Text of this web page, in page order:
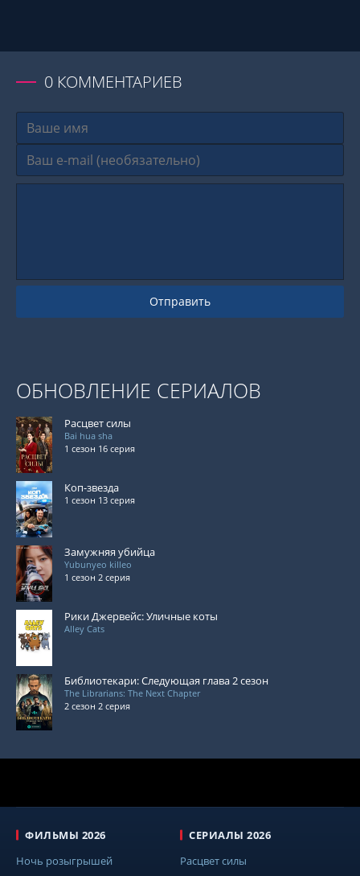
0 КОММЕНТАРИЕВ
Отправить
ОБНОВЛЕНИЕ СЕРИАЛОВ
Расцвет силы
Bai hua sha
1 сезон 16 серия
Коп-звезда
1 сезон 13 серия
Замужняя убийца
Yubunyeo killeo
1 сезон 2 серия
Рики Джервейс: Уличные коты
Alley Cats
Библиотекари: Следующая глава 2 сезон
The Librarians: The Next Chapter
2 сезон 2 серия
ФИЛЬМЫ 2026
Ночь розыгрышей
СЕРИАЛЫ 2026
Расцвет силы